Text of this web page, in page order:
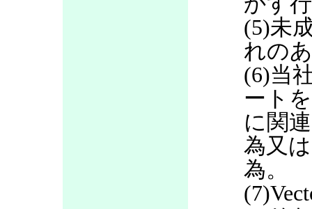
(5)未
れの
(6)当
ート
に関
為又
為。